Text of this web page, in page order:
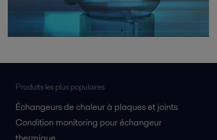
Produits les plus populaires
Échangeurs de chaleur à plaques et joints
Condition monitoring pour échangeur